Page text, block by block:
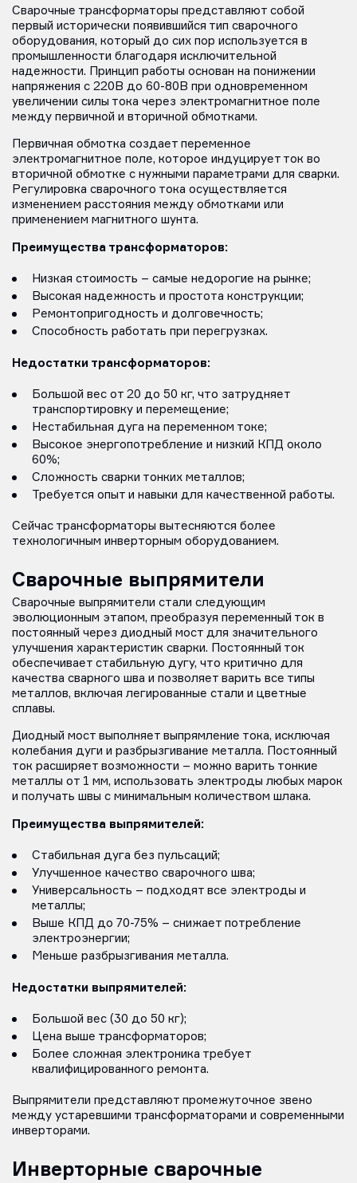
Сварочные трансформаторы представляют собой
первый исторически появившийся тип сварочного
оборудования, который до сих пор используется в
промышленности благодаря исключительной
надежности. Принцип работы основан на понижении
напряжения с 220В до 60-80В при одновременном
увеличении силы тока через электромагнитное поле
между первичной и вторичной обмотками.
Первичная обмотка создает переменное
электромагнитное поле, которое индуцирует ток во
вторичной обмотке с нужными параметрами для сварки.
Регулировка сварочного тока осуществляется
изменением расстояния между обмотками или
применением магнитного шунта.
Преимущества трансформаторов:
Низкая стоимость – самые недорогие на рынке;
Высокая надежность и простота конструкции;
Ремонтопригодность и долговечность;
Способность работать при перегрузках.
Недостатки трансформаторов:
Большой вес от 20 до 50 кг, что затрудняет
транспортировку и перемещение;
Нестабильная дуга на переменном токе;
Высокое энергопотребление и низкий КПД около
60%;
Сложность сварки тонких металлов;
Требуется опыт и навыки для качественной работы.
Сейчас трансформаторы вытесняются более
технологичным инверторным оборудованием.
Сварочные выпрямители
Сварочные выпрямители стали следующим
эволюционным этапом, преобразуя переменный ток в
постоянный через диодный мост для значительного
улучшения характеристик сварки. Постоянный ток
обеспечивает стабильную дугу, что критично для
качества сварного шва и позволяет варить все типы
металлов, включая легированные стали и цветные
сплавы.
Диодный мост выполняет выпрямление тока, исключая
колебания дуги и разбрызгивание металла. Постоянный
ток расширяет возможности – можно варить тонкие
металлы от 1 мм, использовать электроды любых марок
и получать швы с минимальным количеством шлака.
Преимущества выпрямителей:
Стабильная дуга без пульсаций;
Улучшенное качество сварочного шва;
Универсальность – подходят все электроды и
металлы;
Выше КПД до 70-75% – снижает потребление
электроэнергии;
Меньше разбрызгивания металла.
Недостатки выпрямителей:
Большой вес (30 до 50 кг);
Цена выше трансформаторов;
Более сложная электроника требует
квалифицированного ремонта.
Выпрямители представляют промежуточное звено
между устаревшими трансформаторами и современными
инверторами.
Инверторные сварочные